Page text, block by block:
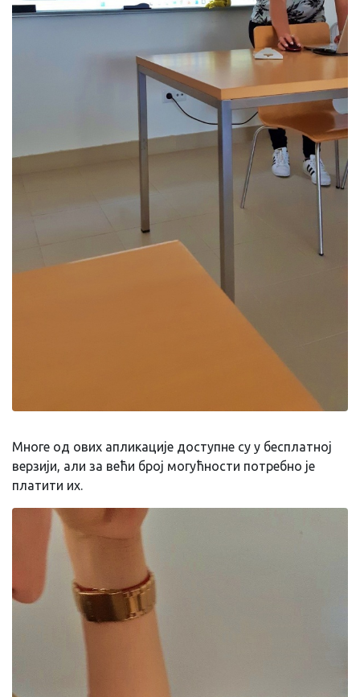
Многе од ових апликације доступне су у бесплатној
верзији, али за већи број могућности потребно је
платити их.